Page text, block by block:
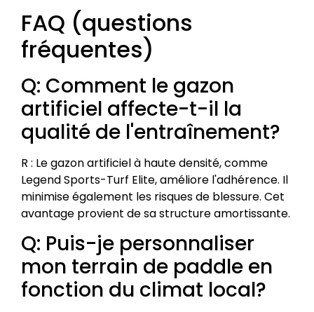
FAQ (questions
fréquentes)
Q: Comment le gazon
artificiel affecte-t-il la
qualité de l'entraînement?
R : Le gazon artificiel à haute densité, comme
Legend Sports-Turf Elite, améliore l'adhérence. Il
minimise également les risques de blessure. Cet
avantage provient de sa structure amortissante.
Q: Puis-je personnaliser
mon terrain de paddle en
fonction du climat local?